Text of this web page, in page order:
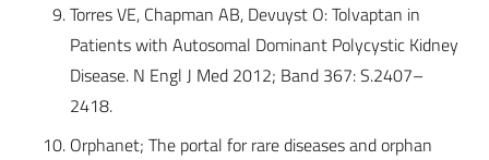
Torres VE, Chapman AB, Devuyst O: Tolvaptan in
Patients with Autosomal Dominant Polycystic Kidney
Disease. N Engl J Med 2012; Band 367: S.2407–
2418.
Orphanet; The portal for rare diseases and orphan